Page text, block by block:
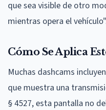
que sea visible de otro
mientras opera el
Cómo Se Aplica
Muchas dashcams
que muestra una
§ 4527, esta pantalla no